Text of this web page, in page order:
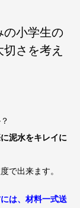
の小学生の
さを考え
泥水をキレイに
で出来ます。
は、材料一式送